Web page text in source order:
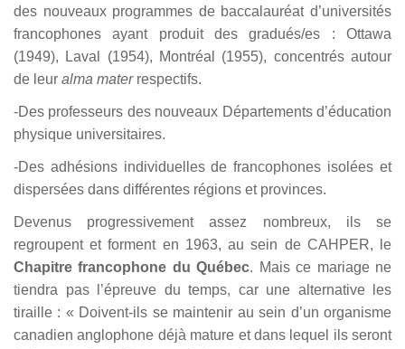
des nouveaux programmes de baccalauréat d’universités
francophones ayant produit des gradués/es : Ottawa
(1949), Laval (1954), Montréal (1955), concentrés autour
de leur alma materrespectifs.
-Des professeurs des nouveaux Départements d’éducation
physique universitaires.
-Des adhésions individuelles de francophones isolées et
dispersées dans différentes régions et provinces.
Devenus progressivement assez nombreux, ils se
regroupent et forment en 1963, au sein de CAHPER, le
Chapitre francophone du Québec. Mais ce mariage ne
tiendra pas l’épreuve du temps, car une alternative les
tiraille : « Doivent-ils se maintenir au sein d’un organisme
canadien anglophone déjà mature et dans lequel ils seront